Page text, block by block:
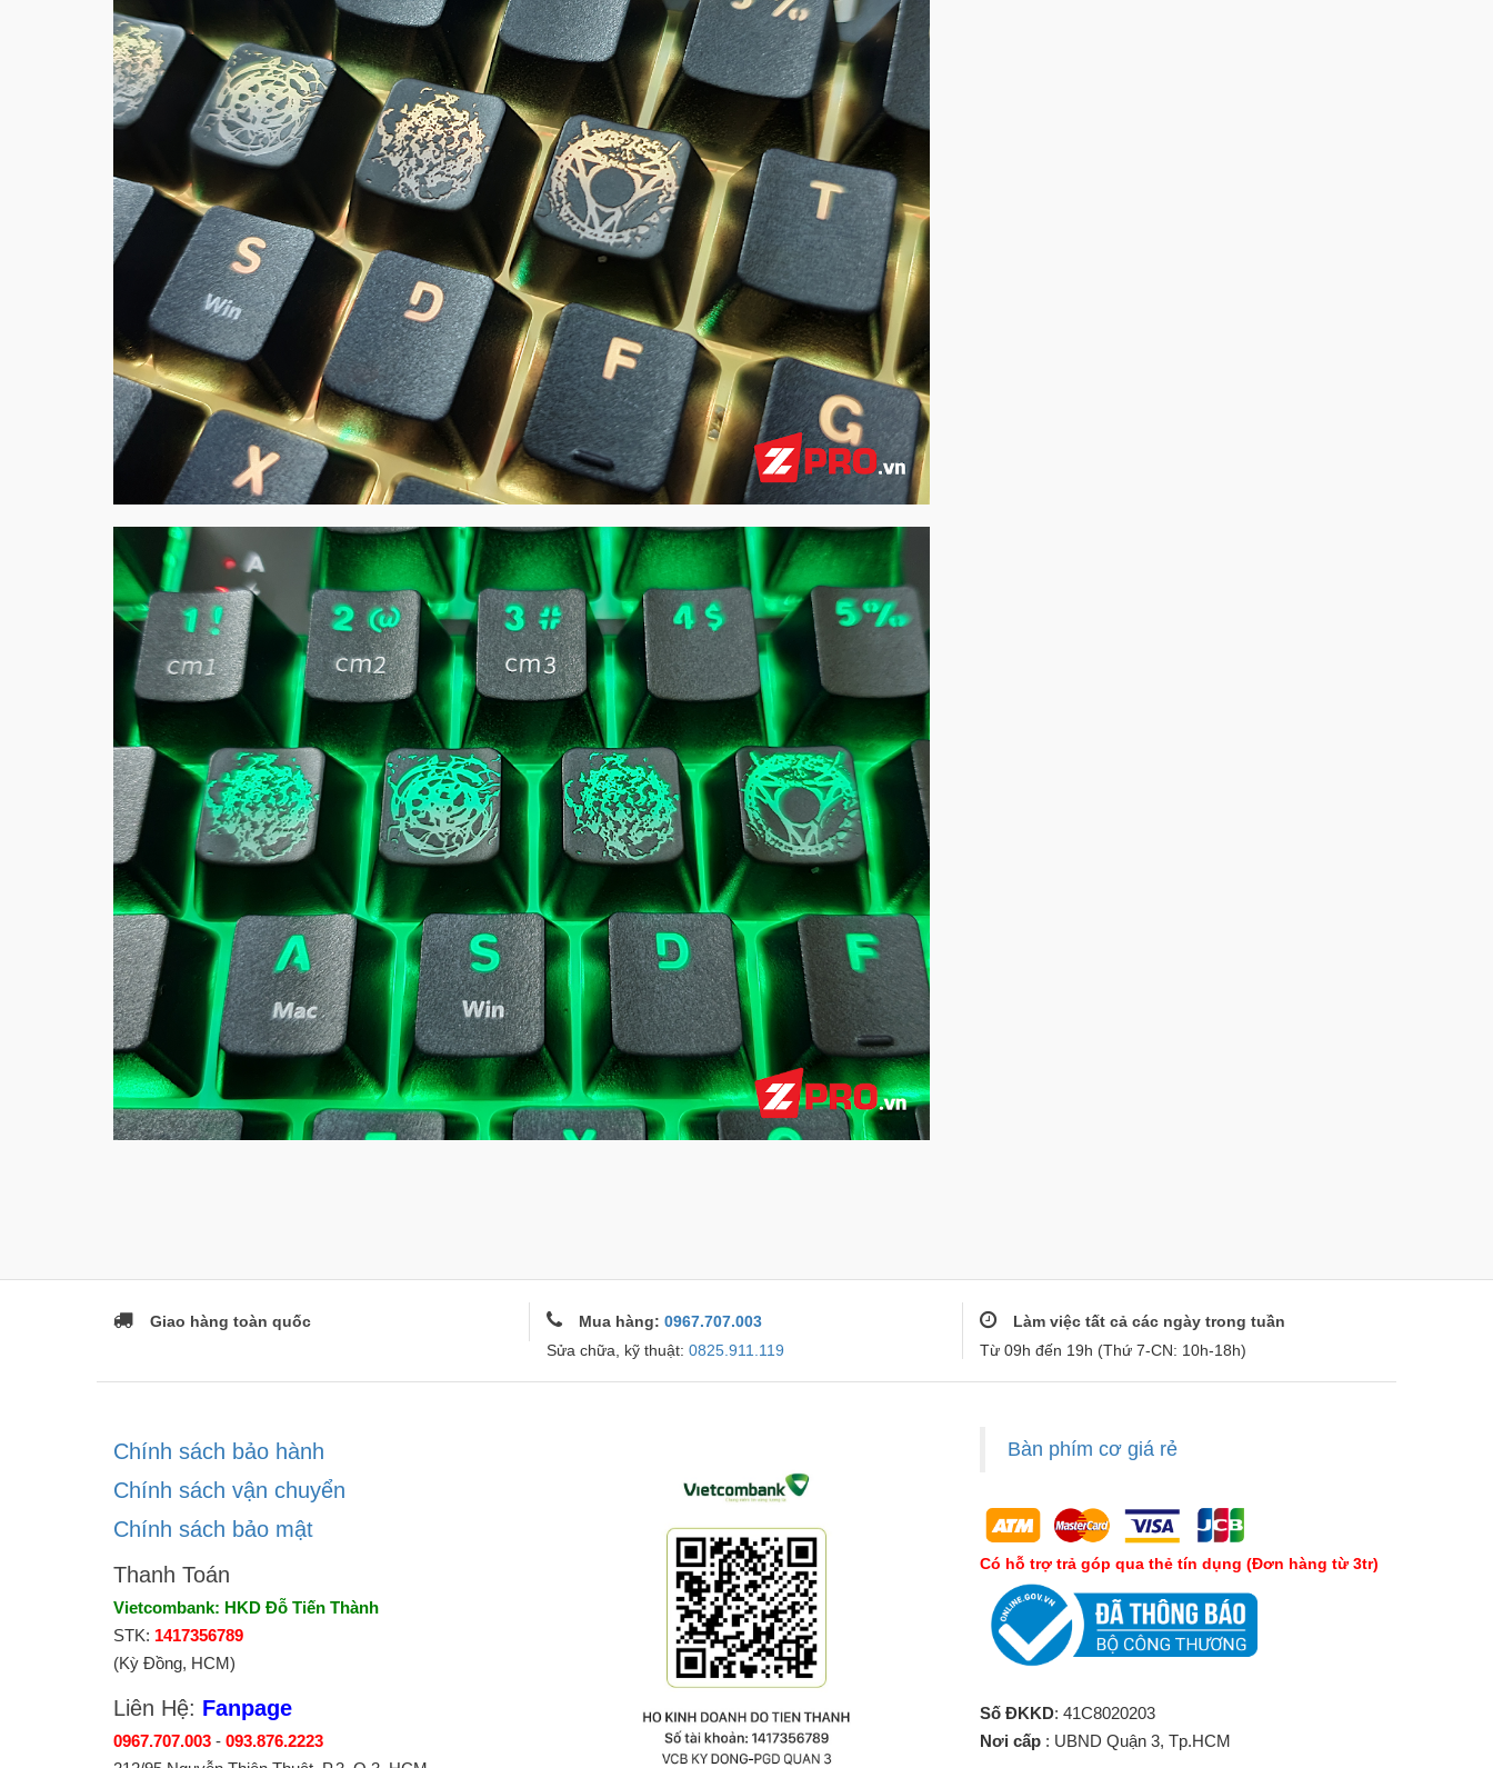
Giao hàng toàn quốc Mua hàng: 0967.707.003
Sửa chữa, kỹ thuật: 0825.911.119
Làm việc tất cả các ngày trong tuần
Từ 09h đến 19h (Thứ 7-CN: 10h-18h)
Chính sách bảo hành
Chính sách vận chuyển
Chính sách bảo mật
Thanh Toán
Vietcombank: HKD Đỗ Tiến Thành
STK: 1417356789
(Kỳ Đồng, HCM)
Liên Hệ: Fanpage
0967.707.003 - 093.876.2223
Bàn phím cơ giá rẻ
Có hỗ trợ trả góp qua thẻ tín dụng (Đơn hàng từ 3tr)
Số ĐKKD: 41C8020203
Nơi cấp : UBND Quận 3, Tp.HCM